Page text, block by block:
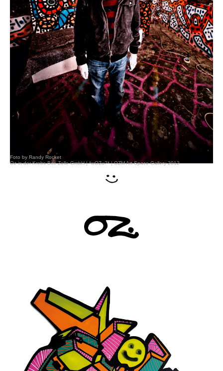
Foto by Randy Rocket
Oz in der Krebs Box Zelle GmbH | *wOZu?* | OZM Art Space Gallery 2012